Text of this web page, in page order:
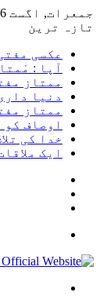
جمعرات, اگست 6 2026
تازہ ترین
عکسی
آپا :
ممتاز
دنیا
ممتاز
اوصاف کو
خدا کی
ایک